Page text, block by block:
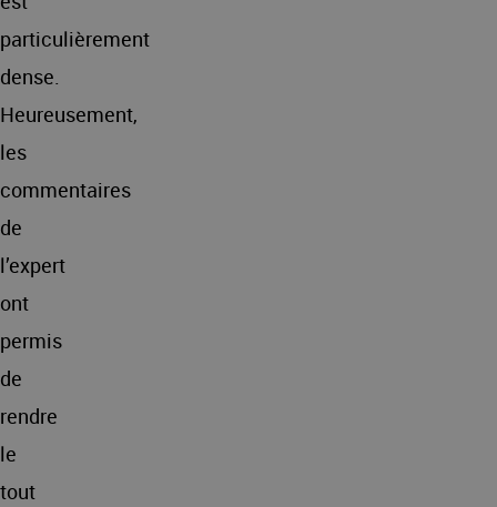
particulièrement
dense.
Heureusement,
les
commentaires
de
l’expert
ont
permis
de
rendre
le
tout